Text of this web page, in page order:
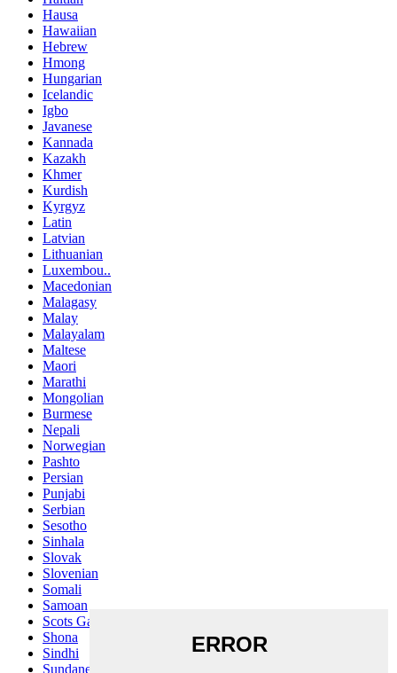
Hausa
Hawaiian
Hebrew
Hmong
Hungarian
Icelandic
Igbo
Javanese
Kannada
Kazakh
Khmer
Kurdish
Kyrgyz
Latin
Latvian
Lithuanian
Luxembou..
Macedonian
Malagasy
Malay
Malayalam
Maltese
Maori
Marathi
Mongolian
Burmese
Nepali
Norwegian
Pashto
Persian
Punjabi
Serbian
Sesotho
Sinhala
Slovak
Slovenian
Somali
Samoan
Scots Gaelic
Shona
Sindhi
Sundanese